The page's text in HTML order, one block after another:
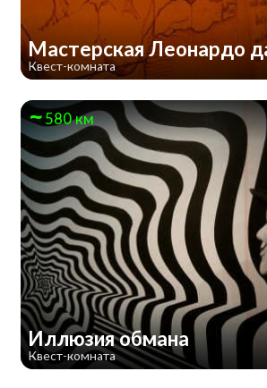
Мастерская Леонардо
Квест-комната
580 км
Иллюзия обмана
Квест-комната